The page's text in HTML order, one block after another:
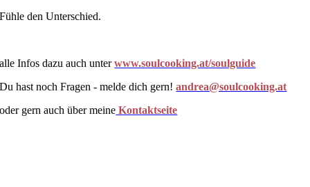
Fühle den Unterschied.
alle Infos dazu auch unterwww.soulcooking.at/soulguide
Du hast noch Fragen - melde dich gern!andrea@soulcooking.at
oder gern auch über meine Kontaktseite